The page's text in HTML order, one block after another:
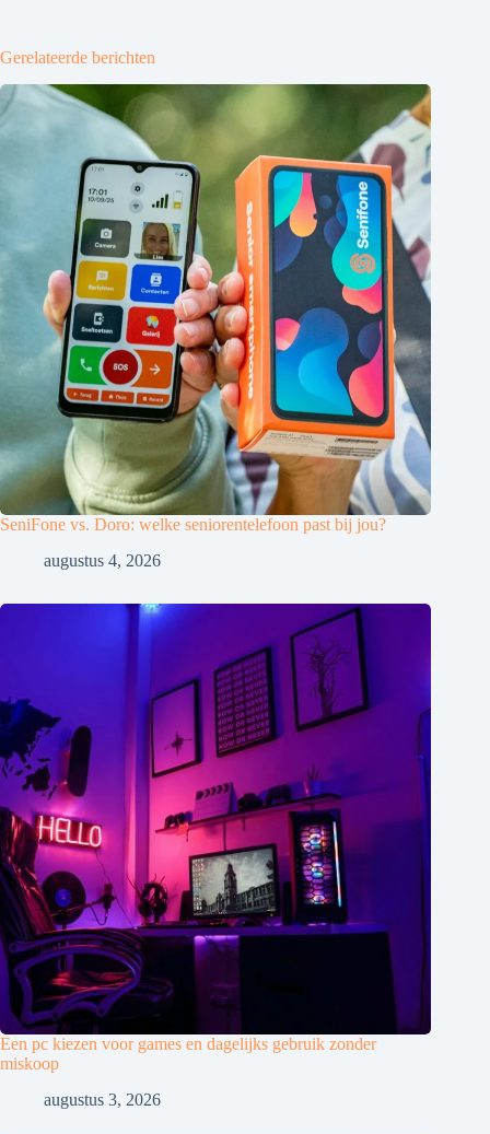
Gerelateerde berichten
SeniFone vs. Doro: welke seniorentelefoon past bij jou?
augustus 4, 2026
Een pc kiezen voor games en dagelijks gebruik zonder
miskoop
augustus 3, 2026